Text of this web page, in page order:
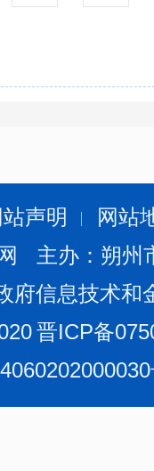
站声明
网站
主办：朔
府信息技术和
晋ICP备